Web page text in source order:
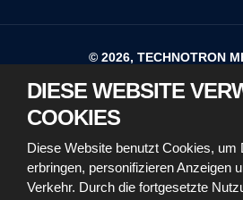
© 2026, TECHNOTRON
Sitemap
Richtlinien für die
DIESE WEBSITE
COOKIES
Diese Website benutzt Cookies, um
erbringen, personifizieren Anzeigen
Verkehr. Durch die fortgesetzte